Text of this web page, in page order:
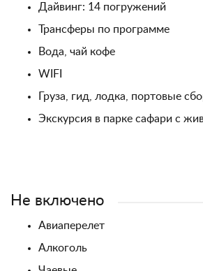
Дайвинг: 14 погружений
Трансферы по программе
Вода, чай кофе
WIFI
Груза, гид, лодка, портовые
Экскурсия в парке сафари с
Не включено
Авиаперелет
Алкоголь